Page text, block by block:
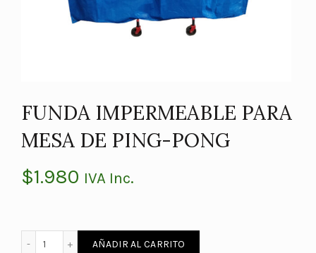
FUNDA IMPERMEABLE PARA
MESA DE PING-PONG
$1.980 IVA Inc.
FUNDA IMPERMEABLE PARA MESA DE PING-PONG cantidad
AÑADIR AL CARRITO